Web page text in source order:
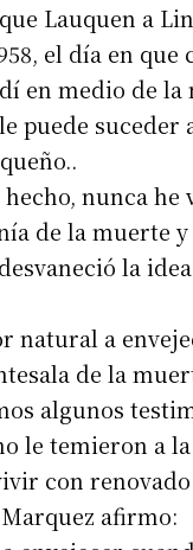
Lauquen a
el día en que
en medio de la
puede suceder
nunca he
de la muerte y
la
natural a
de la
algunos
le temieron a
con
afirmo: